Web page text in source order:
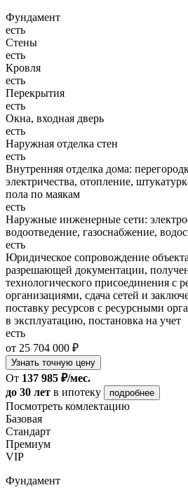
Фундамент
есть
Стены
есть
Кровля
есть
Перекрытия
есть
Окна, входная дверь
есть
Наружная отделка стен
есть
Внутренняя отделка дома:
электричества, отопление,
пола по маякам
есть
Наружные инженерные сети:
водоотведение, газоснабжение,
есть
Юридическое сопровождение
разрешающей документации,
технологического присоединения с
организациями, сдача сетей и
поставку ресурсов с ресурсными
в эксплуатацию, постановка на учет
есть
от 25 704 000 ₽
Узнать точную цену
От 137 985 ₽/мес.
до 30 лет в ипотеку подробнее
Посмотреть комлектацию
Базовая
Стандарт
Премиум
VIP
Фундамент